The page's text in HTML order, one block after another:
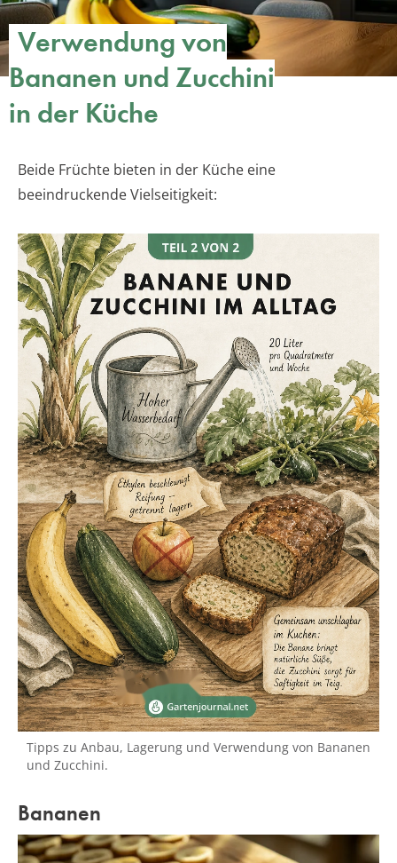
Verwendung von
Bananen und Zucchini
in der Küche
Beide Früchte bieten in der Küche eine
beeindruckende Vielseitigkeit:
Tipps zu Anbau, Lagerung und Verwendung von Bananen
und Zucchini.
Bananen